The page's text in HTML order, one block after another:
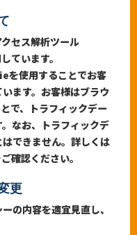
セス解析ツール
ています。
使用することでお客
ます。お客様はブラウ
で、トラフィックデー
なお、トラフィックデ
できません。詳しくは
確認ください。
更
の内容を適宜見直し、